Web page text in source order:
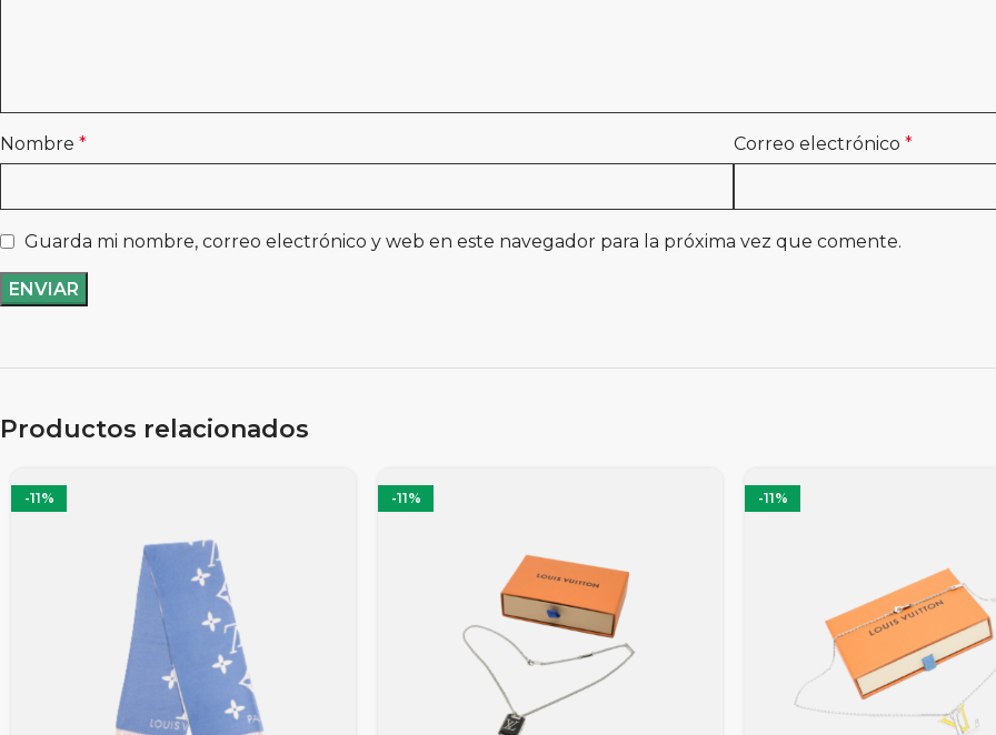
Nombre * Correo electrónico *
Guarda mi nombre, correo electrónico y web en este navegador para la próxima vez que comente.
Productos relacionados
-11% -11% -11%